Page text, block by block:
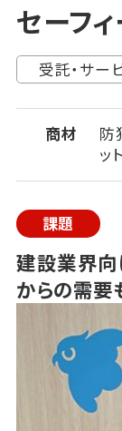
セーフ
受託・サー
商材
防
ッ
課題
建設業界向
からの需要